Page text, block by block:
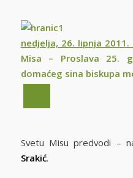
nedjelja, 26. lipnja
Misa – Proslava 25.
domaćeg sina biskupa
Svetu Misu predvodi –
Srakić.